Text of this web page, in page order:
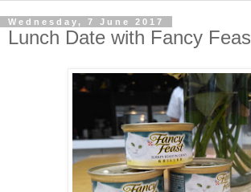
Wednesday, 7 June 2017
Lunch Date with Fancy